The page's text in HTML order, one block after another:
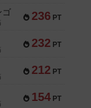
236 PT
ゴ
232 PT
212 PT
154 PT